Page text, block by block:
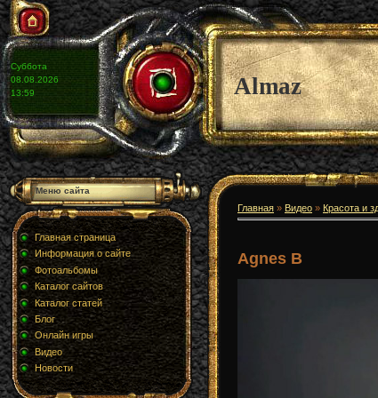
Суббота
08.08.2026
13:59
Almaz
Меню сайта
Главная страница
Информация о сайте
Фотоальбомы
Каталог сайтов
Каталог статей
Блог
Онлайн игры
Видео
Новости
Главная » Видео » Красота и
Agnes B